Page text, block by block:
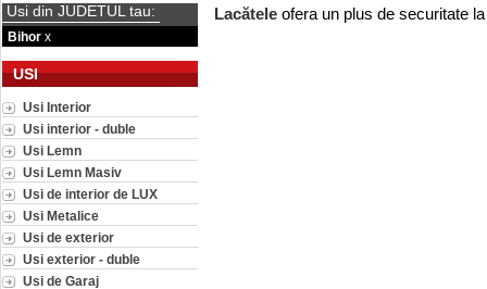
Usi din JUDETUL tau:
Bihor x
USI
Usi Interior
Usi interior - duble
Usi Lemn
Usi Lemn Masiv
Usi de interior de LUX
Usi Metalice
Usi de exterior
Usi exterior - duble
Usi de Garaj
Lacătele ofera un plus de securitate